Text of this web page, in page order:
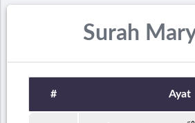
Surah
# Ayat